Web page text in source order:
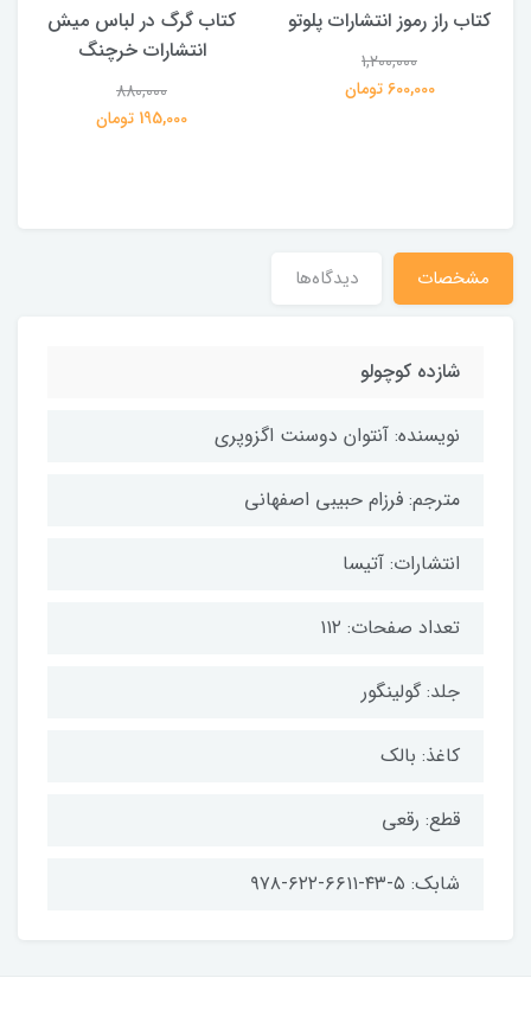
کتاب راز رموز انتشارات پلوتو
1,200,000
600,000 تومان
کتاب گرگ در لباس میش
انتشارات خرچنگ
880,000
195,000 تومان
مشخصات دیدگاه‌ها
شازده کوچولو
نویسنده: آنتوان دوسنت اگزوپری
مترجم: فرزام حبیبی اصفهانی
انتشارات: آتیسا
تعداد صفحات: ۱۱۲
جلد: گولینگور
کاغذ: بالک
قطع: رقعی
شابک: ۵-۴۳-۶۶۱۱-۶۲۲-۹۷۸